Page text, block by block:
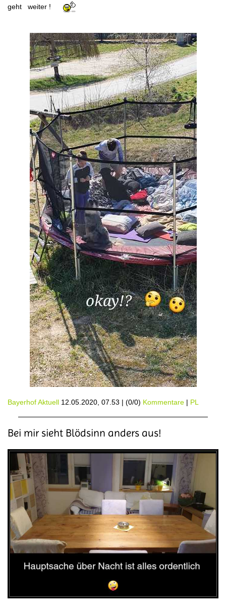
geht weiter !
Bayerhof Aktuell 12.05.2020, 07.53 | (0/0) Kommentare | PL
Bei mir sieht Blödsinn anders aus!